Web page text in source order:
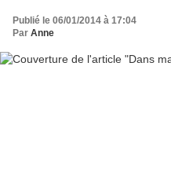
Publié le 06/01/2014 à 17:04
Par Anne